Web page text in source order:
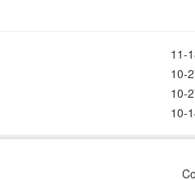
11-
10-
10-
10-